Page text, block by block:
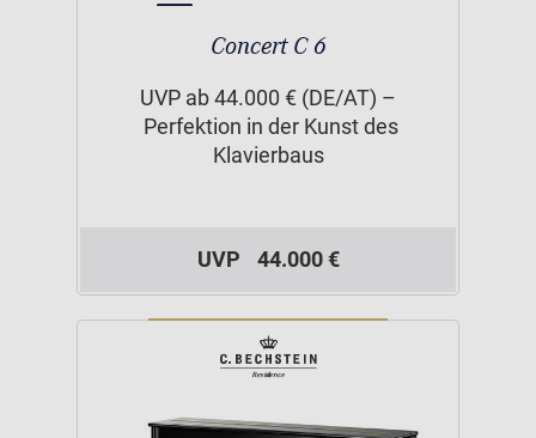
Concert C 6
UVP ab 44.000 € (DE/AT) –
Perfektion in der Kunst des
Klavierbaus
UVP 44.000 €